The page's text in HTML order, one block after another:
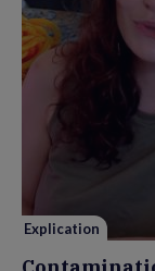
Explication